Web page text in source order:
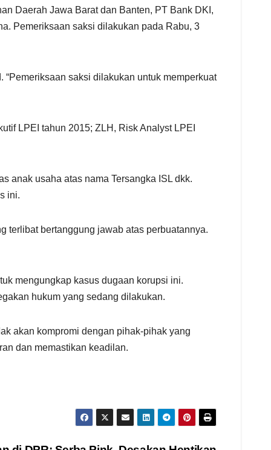
Daerah Jawa Barat dan Banten, PT Bank DKI,
Pemeriksaan saksi dilakukan pada Rabu, 3
saksi dilakukan untuk memperkuat
LPEI tahun 2015; ZLH, Risk Analyst LPEI
anak usaha atas nama Tersangka ISL dkk.
ini.
terlibat bertanggung jawab atas perbuatannya.
mengungkap kasus dugaan korupsi ini.
hukum yang sedang dilakukan.
akan kompromi dengan pihak-pihak yang
dan memastikan keadilan.